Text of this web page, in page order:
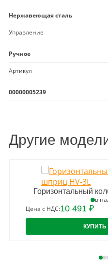
Нержавеющая сталь
Управление
Ручное
Артикул
00000005239
Другие
Горизонтальный
в
Цена с НДС:10 491 ₽
КУПИТЬ